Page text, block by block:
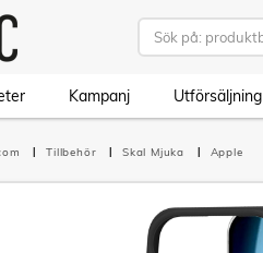
Kampanj Utförsäljning
Tillbehör Skal Mjuka Apple